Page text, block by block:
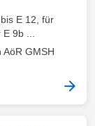
E 12, für
9b ...
GMSH